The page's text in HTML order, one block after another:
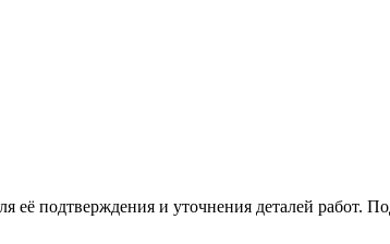
подтверждения и уточнения деталей работ.